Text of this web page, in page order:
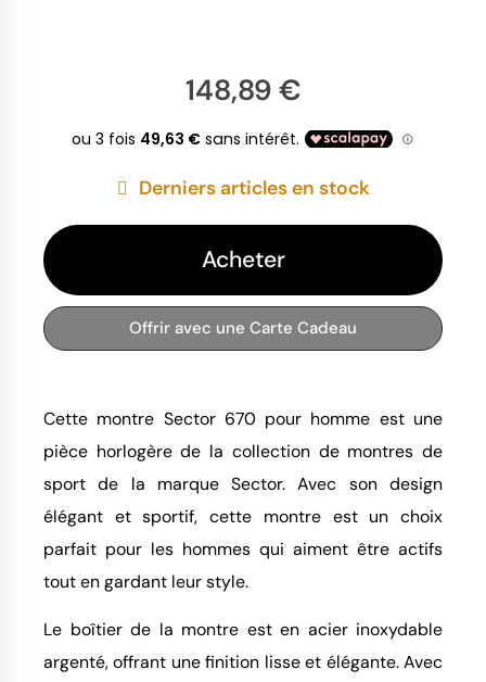
148,89 €
Derniers articles en stock
Acheter
Offrir avec une Carte Cadeau
Cette montre Sector 670 pour homme est une
pièce horlogère de la collection de montres de
sport de la marque Sector. Avec son design
élégant et sportif, cette montre est un choix
parfait pour les hommes qui aiment être actifs
tout en gardant leur style.
Le boîtier de la montre est en acier inoxydable
argenté, offrant une finition lisse et élégante. Avec